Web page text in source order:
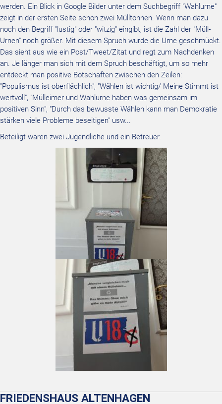
werden. Ein Blick in Google Bilder unter dem Suchbegriff "Wahlurne"
zeigt in der ersten Seite schon zwei Mülltonnen. Wenn man dazu
noch den Begriff "lustig" oder "witzig" eingibt, ist die Zahl der "Müll-
Urnen" noch größer. Mit diesem Spruch wurde die Urne geschmückt.
Das sieht aus wie ein Post/Tweet/Zitat und regt zum Nachdenken
an. Je länger man sich mit dem Spruch beschäftigt, um so mehr
entdeckt man positive Botschaften zwischen den Zeilen:
"Populismus ist oberflächlich", "Wählen ist wichtig/ Meine Stimmt ist
wertvoll", "Mülleimer und Wahlurne haben was gemeinsam im
positiven Sinn", "Durch das bewusste Wählen kann man Demokratie
stärken viele Probleme beseitigen" usw...
Beteiligt waren zwei Jugendliche und ein Betreuer.
FRIEDENSHAUS ALTENHAGEN